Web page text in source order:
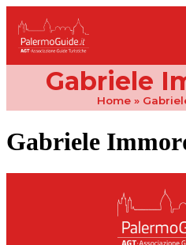
Gabriele
Home »
Gabriele